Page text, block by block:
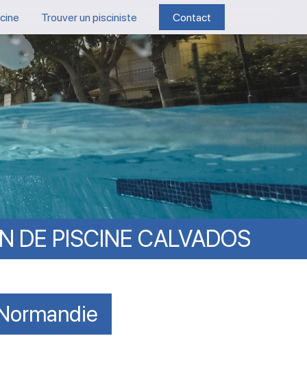
Trouver un pisciniste Contact
DE PISCINE CALVADOS